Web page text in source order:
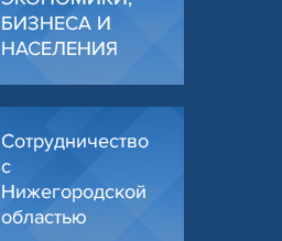
БИЗНЕСА И
НАСЕЛЕНИЯ
Сотрудничество
с
Нижегородской
областью